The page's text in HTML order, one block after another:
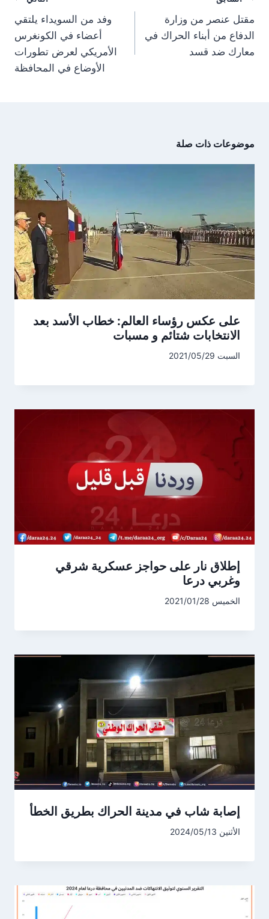
المقالات
مقتل عنصر من وزارة
الدفاع من أبناء الحراك في
معارك ضد قسد
وفد من السويداء يلتقي
أعضاء في الكونغرس
الأمريكي لعرض تطورات
الأوضاع في المحافظة
موضوعات ذات صلة
على عكس رؤساء العالم: خطاب الأسد بعد
الانتخابات شتائم و مسبات
السبت 2021/05/29
إطلاق نار على حواجز عسكرية شرقي
وغربي درعا
الخميس 2021/01/28
إصابة شاب في مدينة الحراك بطريق الخطأ
الأثنين 2024/05/13